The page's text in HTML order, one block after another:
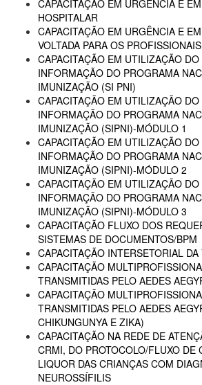
CAPACITAÇÃO EM URGÊNCIA E
HOSPITALAR
CAPACITAÇÃO EM URGÊNCIA E
VOLTADA PARA OS
CAPACITAÇÃO EM UTILIZAÇÃO
INFORMAÇÃO DO PROGRAMA
IMUNIZAÇÃO (SI PNI)
CAPACITAÇÃO EM UTILIZAÇÃO
INFORMAÇÃO DO PROGRAMA
IMUNIZAÇÃO (SIPNI)-MÓDULO 1
CAPACITAÇÃO EM UTILIZAÇÃO
INFORMAÇÃO DO PROGRAMA
IMUNIZAÇÃO (SIPNI)-MÓDULO 2
CAPACITAÇÃO EM UTILIZAÇÃO
INFORMAÇÃO DO PROGRAMA
IMUNIZAÇÃO (SIPNI)-MÓDULO 3
CAPACITAÇÃO FLUXO DOS
SISTEMAS DE DOCUMENTOS/BPM
CAPACITAÇÃO INTERSETORIAL
CAPACITAÇÃO
TRANSMITIDAS PELO AEDES
CAPACITAÇÃO
TRANSMITIDAS PELO AEDES
CHIKUNGUNYA E ZIKA)
CAPACITAÇÃO NA REDE DE
CRMI, DO PROTOCOLO/FLUXO DE
LIQUOR DAS CRIANÇAS COM
NEUROSSÍFILIS